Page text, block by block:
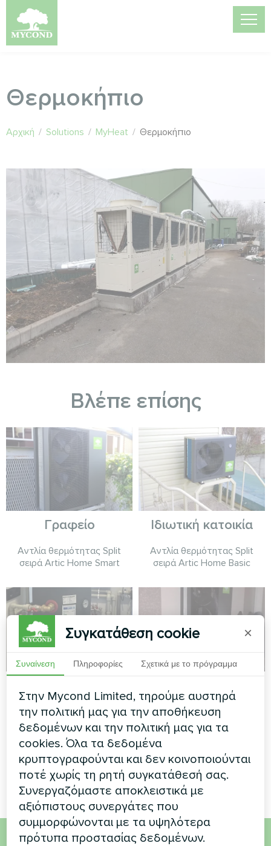
Θερμοκήπιο
Αρχική / Solutions / MyHeat / Θερμοκήπιο
Βλέπε επίσης
Γραφείο
Αντλία θερμότητας Split
σειρά Artic Home Smart
Ιδιωτική κατοικία
Αντλία θερμότητας Split
σειρά Artic Home Basic
αντλία θερμότητας
Mycond MBasic
Το MBasic MHM-U09HL
συνδυάζεται με μια δεξαμενή
αδρανείας MBT100
Αντλία θερμότητας Split
σειρά Artic Home Smart
Συγκατάθεση cookie ×
Συναίνεση Πληροφορίες Σχετικά με το πρόγραμμα
Στην Mycond Limited, τηρούμε αυστηρά
την πολιτική μας για την αποθήκευση
δεδομένων και την πολιτική μας για τα
cookies. Όλα τα δεδομένα
κρυπτογραφούνται και δεν κοινοποιούνται
ποτέ χωρίς τη ρητή συγκατάθεσή σας.
Συνεργαζόμαστε αποκλειστικά με
αξιόπιστους συνεργάτες που
συμμορφώνονται με τα υψηλότερα
πρότυπα προστασίας δεδομένων.